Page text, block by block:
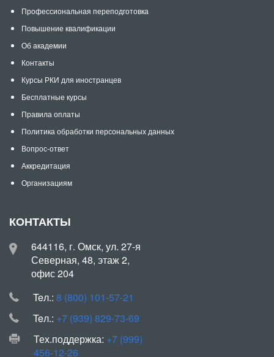
Профессиональная переподготовка
Повышение квалификации
Об академии
Контакты
Курсы РКИ для иностранцев
Бесплатные курсы
Правила оплаты
Политика обработки персональных данных
Вопрос-ответ
Аккредитация
Организациям
КОНТАКТЫ
644116, г. Омск, ул. 27-я
Северная, 48, этаж 2,
офис 204
Teл.: 8 (800) 101-57-21
Teл.: +7 (939) 829-73-69
Тех.поддержка: +7 (999)
456-12-26